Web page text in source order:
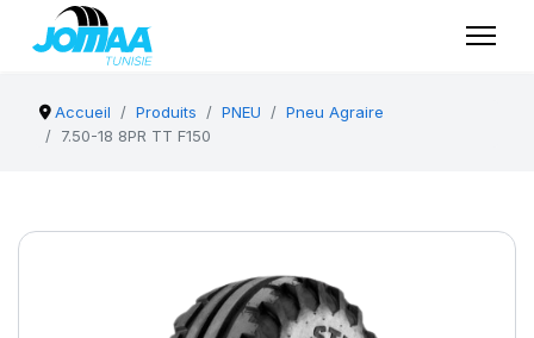
Accueil Produits PNEU
Pneu Agraire
7.50-18 8PR TT F150